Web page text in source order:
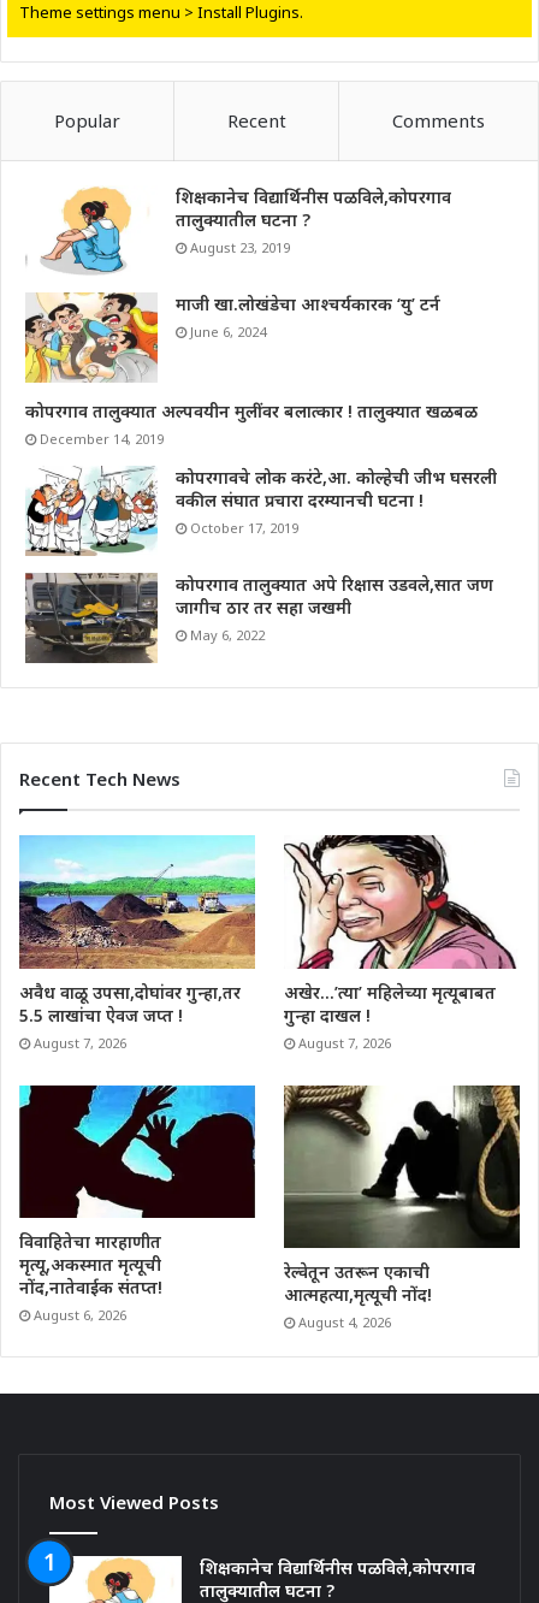
Theme settings menu > Install Plugins.
Popular Recent Comments
शिक्षकानेच विद्यार्थिनीस पळविले,कोपरगाव
तालुक्यातील घटना ?
August 23, 2019
माजी खा.लोखंडेचा आश्चर्यकारक ‘यु’ टर्न
June 6, 2024
कोपरगाव तालुक्यात अल्पवयीन मुलींवर बलात्कार ! तालुक्यात खळबळ
December 14, 2019
कोपरगावचे लोक करंटे,आ. कोल्हेची जीभ घसरली
वकील संघात प्रचारा दरम्यानची घटना !
October 17, 2019
कोपरगाव तालुक्यात अपे रिक्षास उडवले,सात जण
जागीच ठार तर सहा जखमी
May 6, 2022
Recent Tech News
अवैध वाळू उपसा,दोघांवर गुन्हा,तर
5.5 लाखांचा ऐवज जप्त !
August 7, 2026
अखेर…’त्या’ महिलेच्या मृत्यूबाबत
गुन्हा दाखल !
August 7, 2026
विवाहितेचा मारहाणीत
मृत्यू,अकस्मात मृत्यूची
नोंद,नातेवाईक संतप्त!
August 6, 2026
रेल्वेतून उतरून एकाची
आत्महत्या,मृत्यूची नोंद!
August 4, 2026
Most Viewed Posts
शिक्षकानेच विद्यार्थिनीस पळविले,कोपरगाव
तालुक्यातील घटना ?